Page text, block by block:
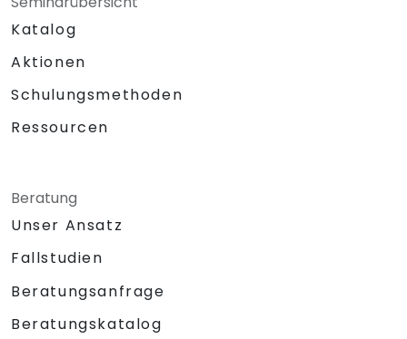
Katalog
Aktionen
Schulungsmethoden
Ressourcen
Beratung
Unser Ansatz
Fallstudien
Beratungsanfrage
Beratungskatalog